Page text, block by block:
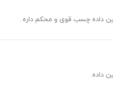
داده چسب قوی و محکم داره.
داده.